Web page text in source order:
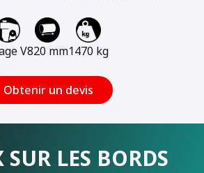
V820 mm1470 kg
Obtenir un devis
LES BORDS